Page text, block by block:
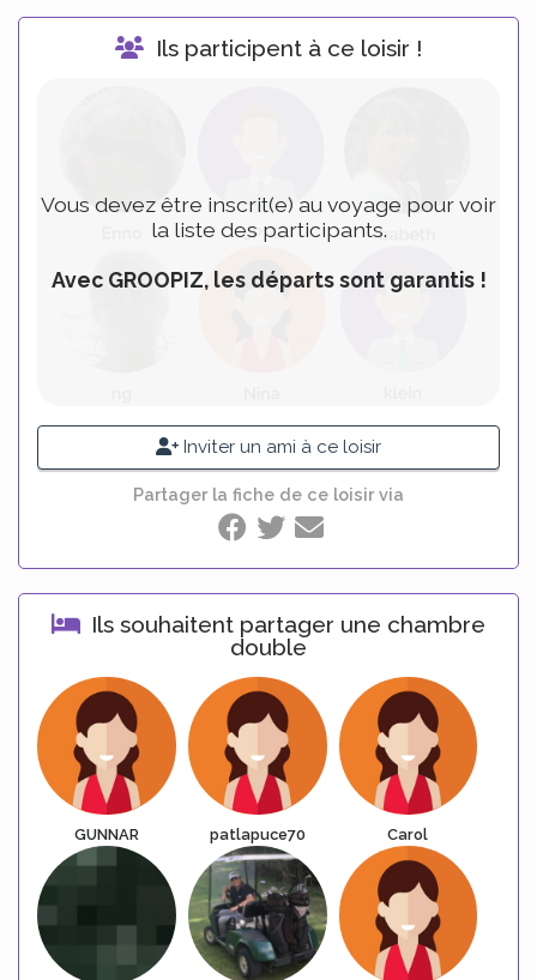
Ils participent à ce loisir !
Vous devez être inscrit(e) au voyage pour voir
la liste des participants.
Avec GROOPIZ, les départs sont garantis !
Inviter un ami à ce loisir
Partager la fiche de ce loisir via
Ils souhaitent partager une chambre
double
GUNNAR patlapuce70 Carol